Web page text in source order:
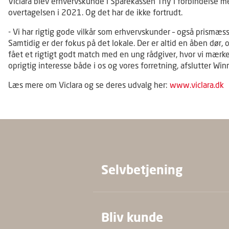
Viclara blev erhvervskunde i Sparekassen Thy i forbindelse
overtagelsen i 2021. Og det har de ikke fortrudt.
- Vi har rigtig gode vilkår som erhvervskunder – også
Samtidig er der fokus på det lokale. Der er altid en åben dør,
fået et rigtigt godt match med en ung rådgiver, hvor vi
oprigtig interesse både i os og vores forretning, afslutter
Læs mere om Viclara og se deres udvalg her: www.viclara.dk
Selvbetjening
Bliv kunde